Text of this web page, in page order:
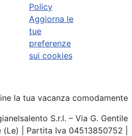
Policy
Aggiorna le
tue
preferenze
sui cookies
S.r.l. – Via G. Gentile
| Partita Iva 04513850752 |